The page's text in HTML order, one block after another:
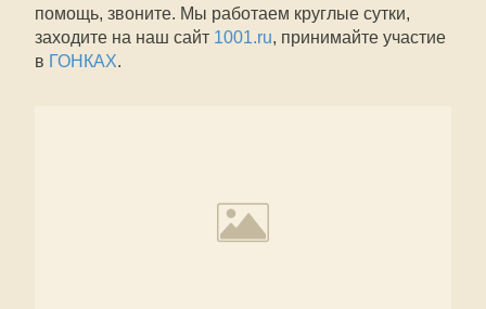
помощь, звоните. Мы работаем круглые сутки,
заходите на наш сайт 1001.ru, принимайте участие
в ГОНКАХ.